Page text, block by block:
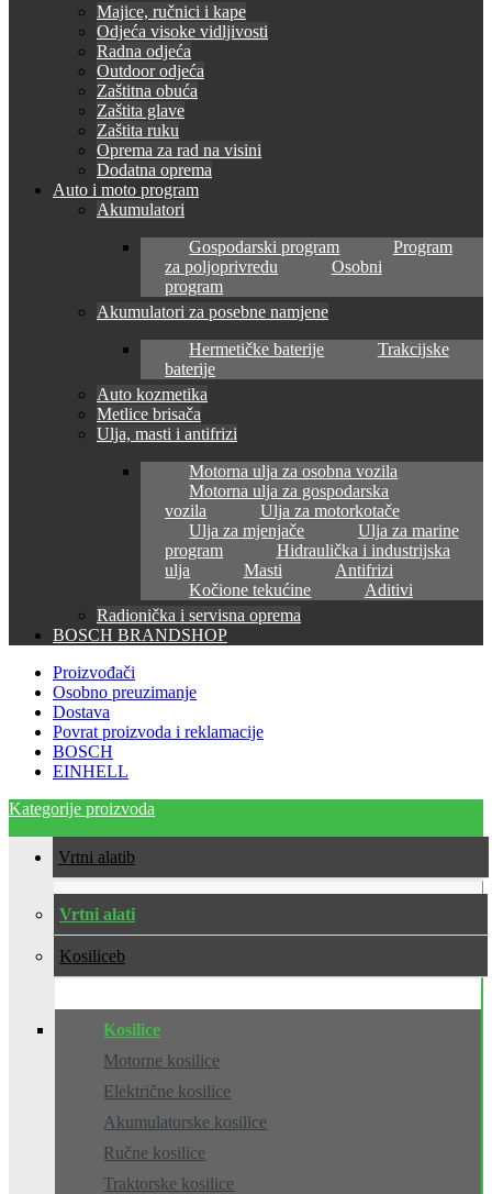
Majice, ručnici i kape
Odjeća visoke vidljivosti
Radna odjeća
Outdoor odjeća
Zaštitna obuća
Zaštita glave
Zaštita ruku
Oprema za rad na visini
Dodatna oprema
Auto i moto program
Akumulatori
Gospodarski program
Program
za poljoprivredu
Osobni
program
Akumulatori za posebne namjene
Hermetičke baterije
Trakcijske
baterije
Auto kozmetika
Metlice brisača
Ulja, masti i antifrizi
Motorna ulja za osobna vozila
Motorna ulja za gospodarska
vozila
Ulja za motorkotače
Ulja za mjenjače
Ulja za marine
program
Hidraulička i industrijska
ulja
Masti
Antifrizi
Kočione tekućine
Aditivi
Radionička i servisna oprema
BOSCH BRANDSHOP
Proizvođači
Osobno preuzimanje
Dostava
Povrat proizvoda i reklamacije
BOSCH
EINHELL
Kategorije proizvoda
Vrtni alati
Vrtni alati
Kosilice
Kosilice
Motorne kosilice
Električne kosilice
Akumulatorske kosilice
Ručne kosilice
Traktorske kosilice